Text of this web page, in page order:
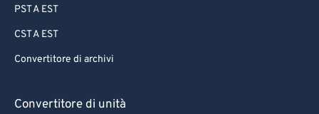
PST A EST
CST A EST
Convertitore di archivi
Convertitore di unità